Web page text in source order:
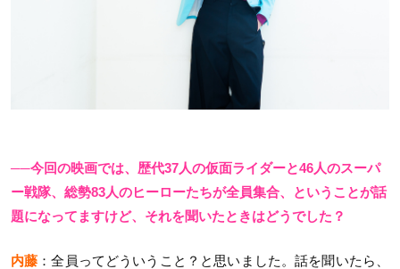
──今回の映画では、歴代37人の仮面ライダーと46人のスーパ
ー戦隊、総勢83人のヒーローたちが全員集合、ということが話
題になってますけど、それを聞いたときはどうでした？
内藤 ：全員ってどういうこと？と思いました。話を聞いたら、